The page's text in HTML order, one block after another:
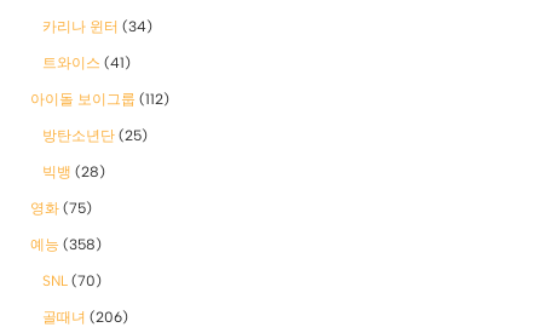
카리나 윈터 (34)
트와이스 (41)
아이돌 보이그룹 (112)
방탄소년단 (25)
빅뱅 (28)
영화 (75)
예능 (358)
SNL (70)
골때녀 (206)